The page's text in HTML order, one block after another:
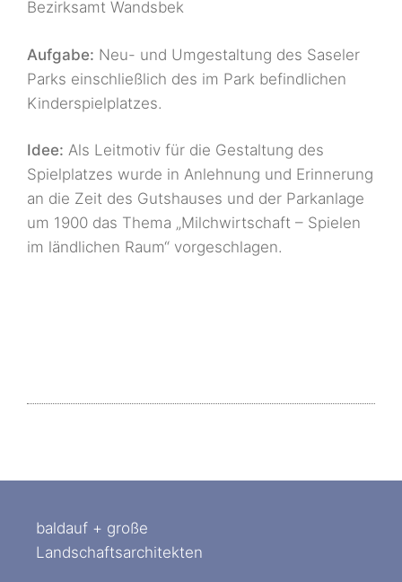
Bezirksamt Wandsbek
Aufgabe: Neu- und Umgestaltung des Saseler
Parks einschließlich des im Park befindlichen
Kinderspielplatzes.
Idee: Als Leitmotiv für die Gestaltung des
Spielplatzes wurde in Anlehnung und Erinnerung
an die Zeit des Gutshauses und der Parkanlage
um 1900 das Thema „Milchwirtschaft – Spielen
im ländlichen Raum“ vorgeschlagen.
baldauf + große
Landschaftsarchitekten